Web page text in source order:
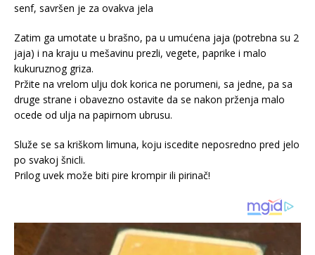
senf, savršen je za ovakva jela
Zatim ga umotate u brašno, pa u umućena jaja (potrebna su 2
jaja) i na kraju u mešavinu prezli, vegete, paprike i malo
kukuruznog griza.
Pržite na vrelom ulju dok korica ne porumeni, sa jedne, pa sa
druge strane i obavezno ostavite da se nakon prženja malo
ocede od ulja na papirnom ubrusu.
Služe se sa kriškom limuna, koju iscedite neposredno pred jelo
po svakoj šnicli.
Prilog uvek može biti pire krompir ili pirinač!